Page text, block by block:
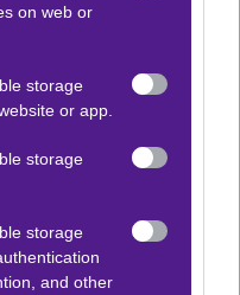
on web or
storage
or app.
storage
storage
and other
league